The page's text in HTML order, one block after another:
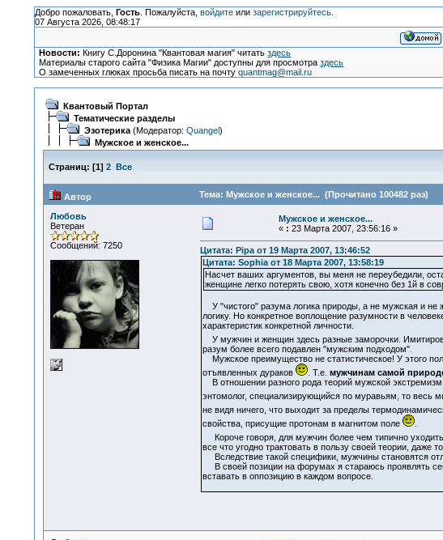
Добро пожаловать, Гость. Пожалуйста, войдитеили зарегистрируйтесь.
07 Августа 2026, 08:48:17
Новости: Книгу С.Доронина "Квантовая магия" читатьздесь
Материалы старого сайта "Физика Магии" доступны для просмотраздесь
О замеченных глюках просьба писать на почтуquantmag@mail.ru
Квантовый Портал
Тематические разделы
Эзотерика(Модератор: Quangel)
Мужское и женское...
Страниц: [1] 2 Все
Автор Тема: Мужское и женское... (Прочитано 100482 раз)
Любовь
Ветеран
Сообщений: 7250
Мужское и женское...
« : 23 Марта 2007, 23:56:16 »
Цитата: Pipa от 19 Марта 2007, 13:46:52
Цитата: Sophia от 18 Марта 2007, 13:58:19
Насчет ваших аргументов, вы меня не переубедили,
женщине легко потерять свою, хотя конечно без 1й в
У "чистого" разума логика природы, а не мужская и не
логику. Но конкретное воплощение разумности в
характеристик конкретной личности.
У мужчин и женщин здесь разные заморочки.
разум более всего подавлен "мужским подходом".
Мужское преимущество не статистическое! У этого
отъявленных дураков
. Т.е. мужчинам самой
В отношении разного рода теорий мужской
энтомолог, специализирующийся по муравьям, то весь
не видя ничего, что выходит за пределы
свойства, присущие протонам в магнитом поле
.
Короче говоря, для мужчин более чем типично
все что угодно трактовать в пользу своей теории, даже
Вследствие такой специфики, мужчины становятся
В своей позиции на форумах я стараюсь проявлять
вставать в оппозицию в каждом вопросе.